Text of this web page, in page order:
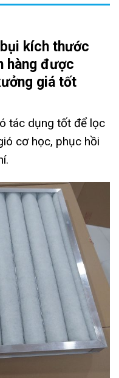
kích thước
hàng được
giá tốt
tác dụng tốt để lọc
cơ học, phục hồi